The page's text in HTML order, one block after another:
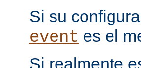
Si su
event es el
Si realmente